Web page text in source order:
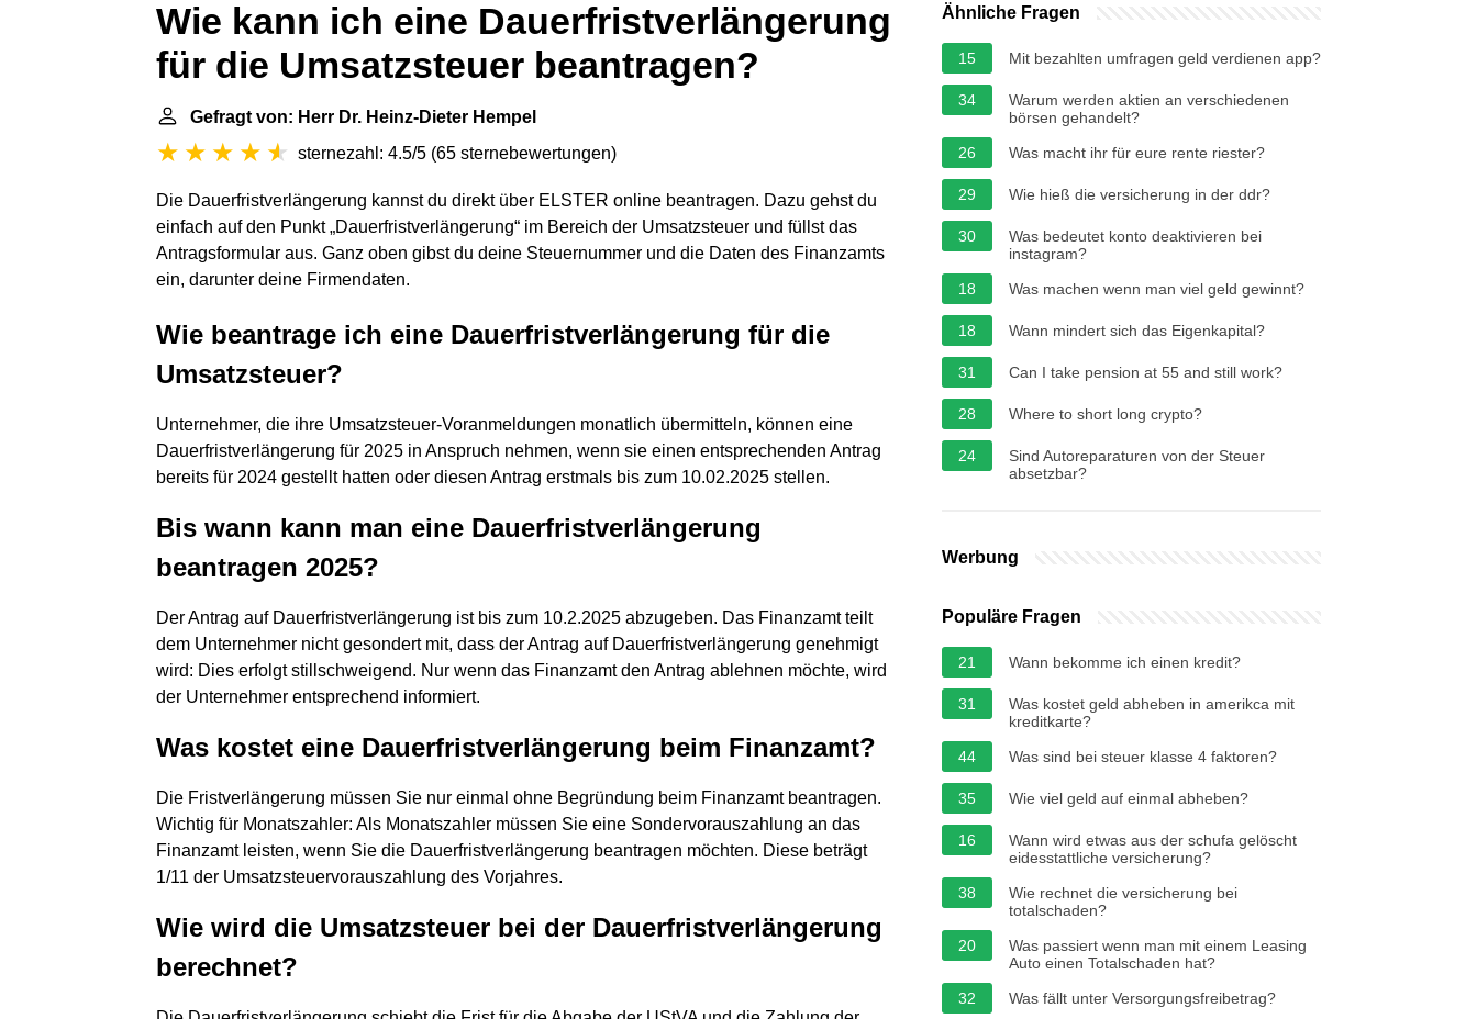
Wie kann ich eine Dauerfristverlängerung
für die Umsatzsteuer beantragen?
Gefragt von: Herr Dr. Heinz-Dieter Hempel
sternezahl: 4.5/5 (65 sternebewertungen)
Die Dauerfristverlängerung kannst du direkt über ELSTER online beantragen. Dazu gehst du
einfach auf den Punkt „Dauerfristverlängerung“ im Bereich der Umsatzsteuer und füllst das
Antragsformular aus. Ganz oben gibst du deine Steuernummer und die Daten des Finanzamts
ein, darunter deine Firmendaten.
Wie beantrage ich eine Dauerfristverlängerung für die
Umsatzsteuer?
Unternehmer, die ihre Umsatzsteuer-Voranmeldungen monatlich übermitteln, können eine
Dauerfristverlängerung für 2025 in Anspruch nehmen, wenn sie einen entsprechenden Antrag
bereits für 2024 gestellt hatten oder diesen Antrag erstmals bis zum 10.02.2025 stellen.
Bis wann kann man eine Dauerfristverlängerung
beantragen 2025?
Der Antrag auf Dauerfristverlängerung ist bis zum 10.2.2025 abzugeben. Das Finanzamt teilt
dem Unternehmer nicht gesondert mit, dass der Antrag auf Dauerfristverlängerung genehmigt
wird: Dies erfolgt stillschweigend. Nur wenn das Finanzamt den Antrag ablehnen möchte, wird
der Unternehmer entsprechend informiert.
Was kostet eine Dauerfristverlängerung beim Finanzamt?
Die Fristverlängerung müssen Sie nur einmal ohne Begründung beim Finanzamt beantragen.
Wichtig für Monatszahler: Als Monatszahler müssen Sie eine Sondervorauszahlung an das
Finanzamt leisten, wenn Sie die Dauerfristverlängerung beantragen möchten. Diese beträgt
1/11 der Umsatzsteuervorauszahlung des Vorjahres.
Wie wird die Umsatzsteuer bei der Dauerfristverlängerung
berechnet?
Ähnliche Fragen
15 Mit bezahlten umfragen geld verdienen app?
34
Warum werden aktien an verschiedenen
börsen gehandelt?
26
Was macht ihr für eure rente riester?
29 Wie hieß die versicherung in der ddr?
30
Was bedeutet konto deaktivieren bei
instagram?
18
Was machen wenn man viel geld gewinnt?
18 Wann mindert sich das Eigenkapital?
31 Can I take pension at 55 and still work?
28 Where to short long crypto?
24
Sind Autoreparaturen von der Steuer
absetzbar?
Werbung
Populäre Fragen
21 Wann bekomme ich einen kredit?
31
Was kostet geld abheben in amerikca mit
kreditkarte?
44
Was sind bei steuer klasse 4 faktoren?
35 Wie viel geld auf einmal abheben?
16
Wann wird etwas aus der schufa gelöscht
eidesstattliche versicherung?
38
Wie rechnet die versicherung bei
totalschaden?
20
Was passiert wenn man mit einem Leasing
Auto einen Totalschaden hat?
32
Was fällt unter Versorgungsfreibetrag?